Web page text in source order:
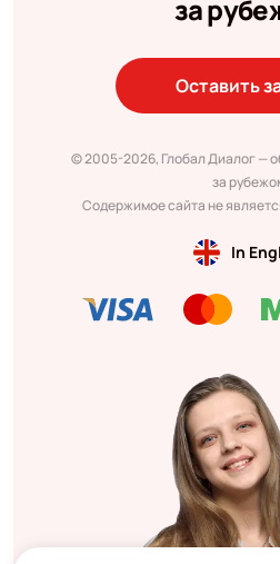
за
Оставить
© 2005-2026, Глобал Диалог —
за
Содержимое сайта не
In